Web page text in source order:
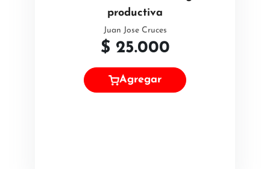
productiva
Juan Jose Cruces
$ 25.000
Agregar